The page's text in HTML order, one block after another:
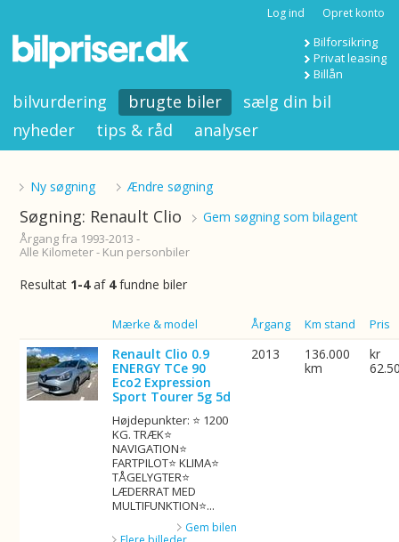
Log ind Opret konto
Bilforsikring
Privat leasing
Billån
bilvurdering brugte biler
sælg din bil
nyheder
tips & råd analyser
Ny søgning Ændre søgning
Søgning: Renault Clio Gem søgning som bilagent
Årgang fra 1993-2013 -
Alle Kilometer - Kun personbiler
Resultat 1-4af 4fundne biler
Mærke & model Årgang Km stand Pris
Renault Clio 0.9
ENERGY TCe 90
Eco2 Expression
Sport Tourer 5g 5d
Højdepunkter: ⭐ 1200
KG. TRÆK⭐
NAVIGATION⭐
FARTPILOT⭐ KLIMA⭐
TÅGELYGTER⭐
LÆDERRAT MED
MULTIFUNKTION⭐...
Gem bilen
2013
136.000
km
kr